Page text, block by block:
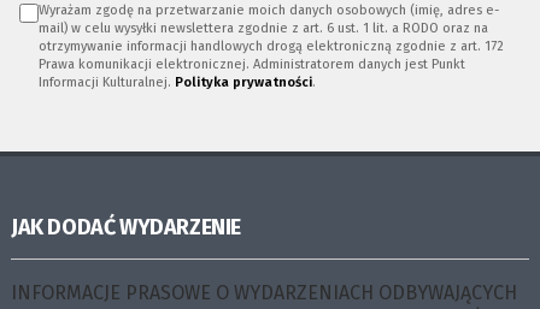
Wyrażam zgodę na przetwarzanie moich danych osobowych (imię, adres e-
mail) w celu wysyłki newslettera zgodnie z art. 6 ust. 1 lit. a RODO oraz na
otrzymywanie informacji handlowych drogą elektroniczną zgodnie z art. 172
Prawa komunikacji elektronicznej. Administratorem danych jest Punkt
Informacji Kulturalnej. Polityka prywatności.
JAK DODAĆ WYDARZENIE
INFORMACJE PRASOWE O WYDARZENIACH ODBYWAJĄCYCH